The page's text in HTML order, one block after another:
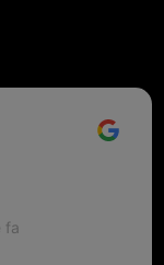
fa